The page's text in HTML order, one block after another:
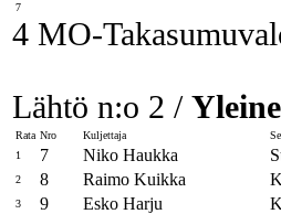
7
4 MO-
Lähtö n:o 2 /
Rata Nro Kuljettaja
1
7 Niko Haukka
2 8 Raimo Kuikka
3 9 Esko Harju